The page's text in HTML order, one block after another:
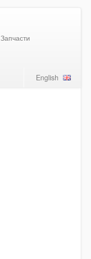
Запчасти
English